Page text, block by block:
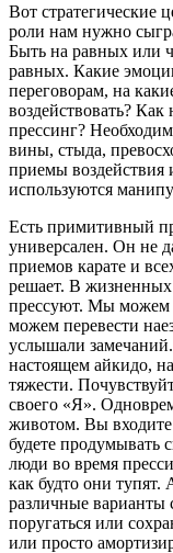
Вот стратегические
роли нам нужно
Быть на равных или
равных. Какие
переговорам, на
воздействовать? Как
прессинг?
вины, стыда,
приемы воздействия
используются
Есть примитивный
универсален. Он не
приемов карате и
решает. В жизненных
прессуют. Мы можем
можем перевести
услышали
настоящем айкидо,
тяжести.
своего «Я».
животом. Вы
будете продумывать
люди во время
как будто они
различные варианты
поругаться или
или просто